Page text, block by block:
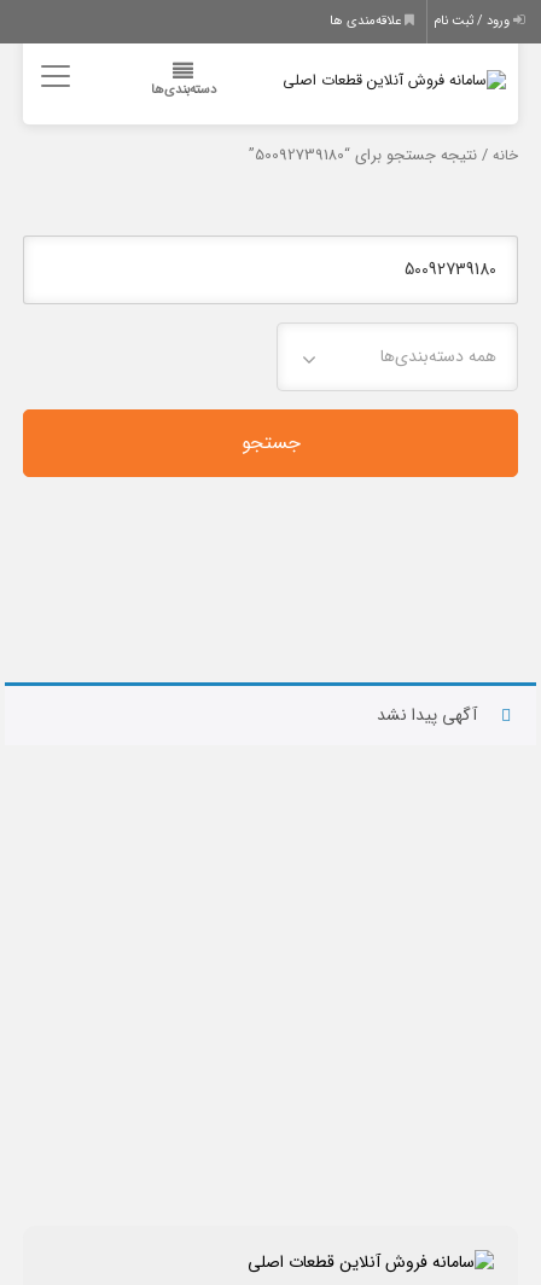
ورود / ثبت نام علاقه‌مندی ها
دسته‌بندی‌ها
خانه / نتیجه جستجو برای “50092739180”
همه دسته‌بندی‌ها
جستجو
آگهی پیدا نشد